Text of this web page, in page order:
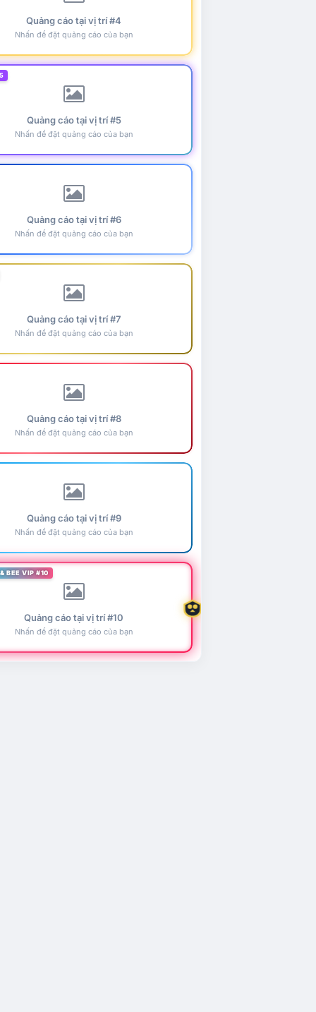
Quảng cáo tại vị trí #4
Nhấn để đặt quảng cáo của bạn
Quảng cáo tại vị trí #5
Nhấn để đặt quảng cáo của bạn
Quảng cáo tại vị trí #6
Nhấn để đặt quảng cáo của bạn
Quảng cáo tại vị trí #7
Nhấn để đặt quảng cáo của bạn
Quảng cáo tại vị trí #8
Nhấn để đặt quảng cáo của bạn
Quảng cáo tại vị trí #9
Nhấn để đặt quảng cáo của bạn
BEE VIP #10
Quảng cáo tại vị trí #10
Nhấn để đặt quảng cáo của bạn